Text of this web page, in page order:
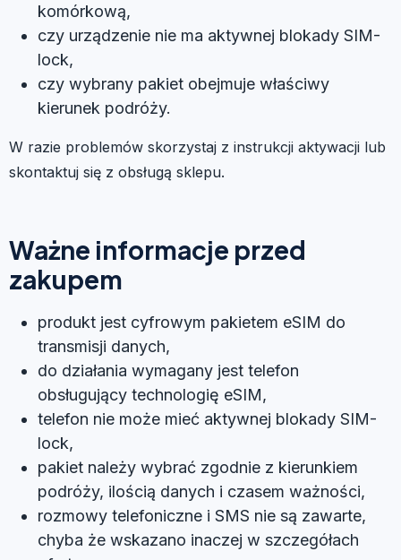
komórkową,
czy urządzenie nie ma aktywnej blokady SIM-
lock,
czy wybrany pakiet obejmuje właściwy
kierunek podróży.
W razie problemów skorzystaj z instrukcji aktywacji lub
skontaktuj się z obsługą sklepu.
Ważne informacje przed
zakupem
produkt jest cyfrowym pakietem eSIM do
transmisji danych,
do działania wymagany jest telefon
obsługujący technologię eSIM,
telefon nie może mieć aktywnej blokady SIM-
lock,
pakiet należy wybrać zgodnie z kierunkiem
podróży, ilością danych i czasem ważności,
rozmowy telefoniczne i SMS nie są zawarte,
chyba że wskazano inaczej w szczegółach